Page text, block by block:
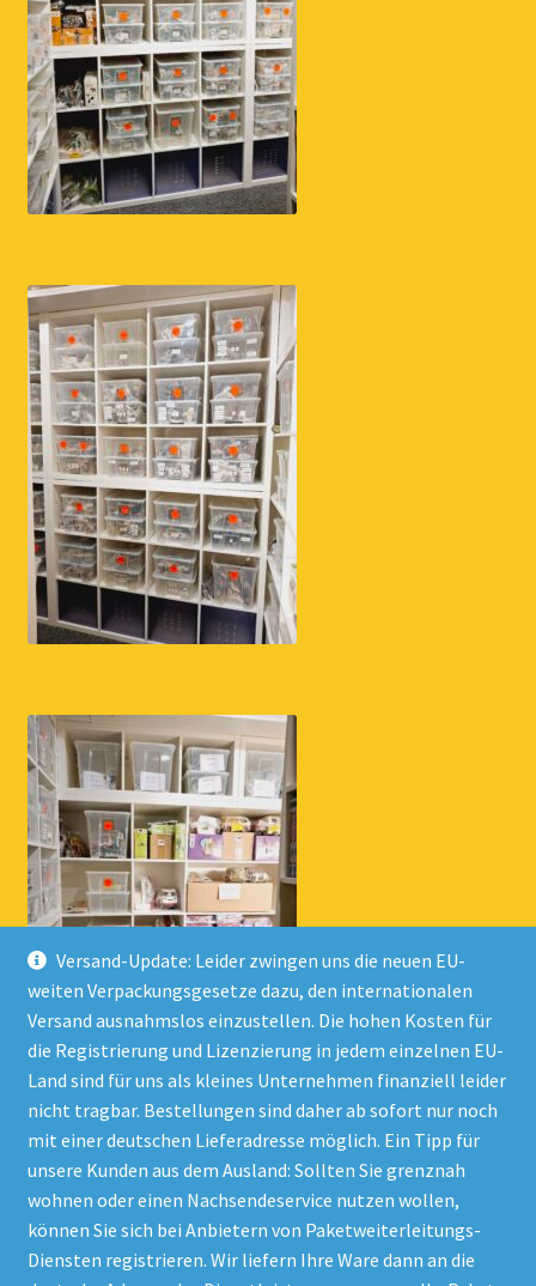
Versand-Update: Leider zwingen uns die neuen EU-
weiten Verpackungsgesetze dazu, den internationalen
Versand ausnahmslos einzustellen. Die hohen Kosten für
die Registrierung und Lizenzierung in jedem einzelnen EU-
Land sind für uns als kleines Unternehmen finanziell leider
nicht tragbar. Bestellungen sind daher ab sofort nur noch
mit einer deutschen Lieferadresse möglich. Ein Tipp für
unsere Kunden aus dem Ausland: Sollten Sie grenznah
wohnen oder einen Nachsendeservice nutzen wollen,
können Sie sich bei Anbietern von Paketweiterleitungs-
Diensten registrieren. Wir liefern Ihre Ware dann an die
© Onlineshop Kinderlino 2026
Datenschutzerklärung
Erstellt mit WooCommerce.